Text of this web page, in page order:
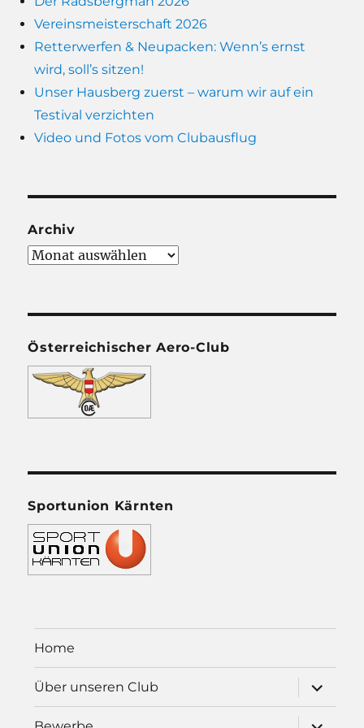
Vereinsmeisterschaft 2026
Retterwerfen & Neupacken: Wenn’s ernst
wird, soll’s sitzen!
Unser Hausberg zuerst – warum wir auf ein
Testival verzichten
Video und Fotos vom Clubausflug
Archiv
Archiv
Österreichischer Aero-Club
Sportunion Kärnten
Home
Über unseren Club
öffnen